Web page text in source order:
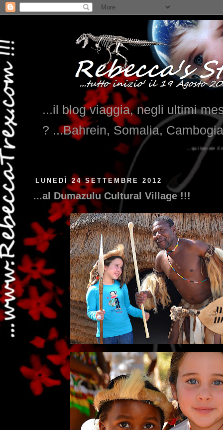
...il blog viaggia, negli ultimi
? ...Bahrein, Somalia,
...qui trovate il nostro viaggio in MESSICO 2023...clikka
LUNEDÌ 24 SETTEMBRE 2012
...al Dumazulu Cultural Village !!!